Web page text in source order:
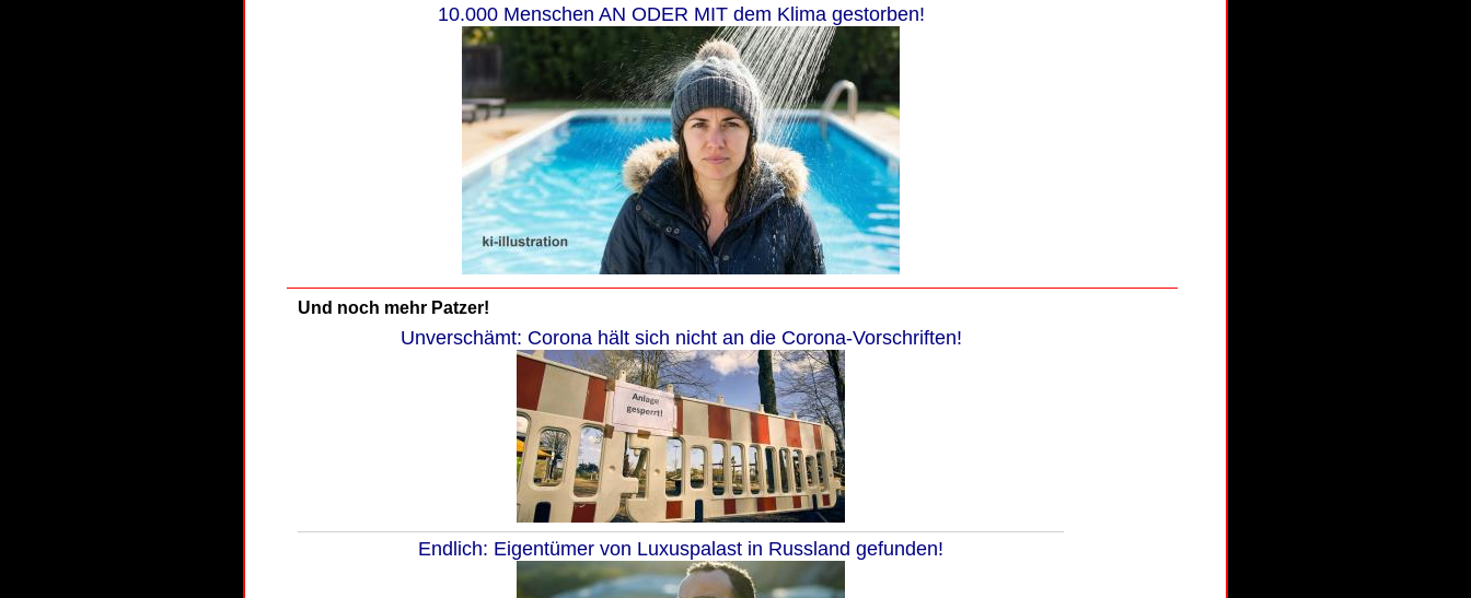
10.000 Menschen AN ODER MIT dem Klima gestorben!
Und noch mehr Patzer!
Unverschämt: Corona hält sich nicht an die Corona-Vorschriften!
Endlich: Eigentümer von Luxuspalast in Russland gefunden!